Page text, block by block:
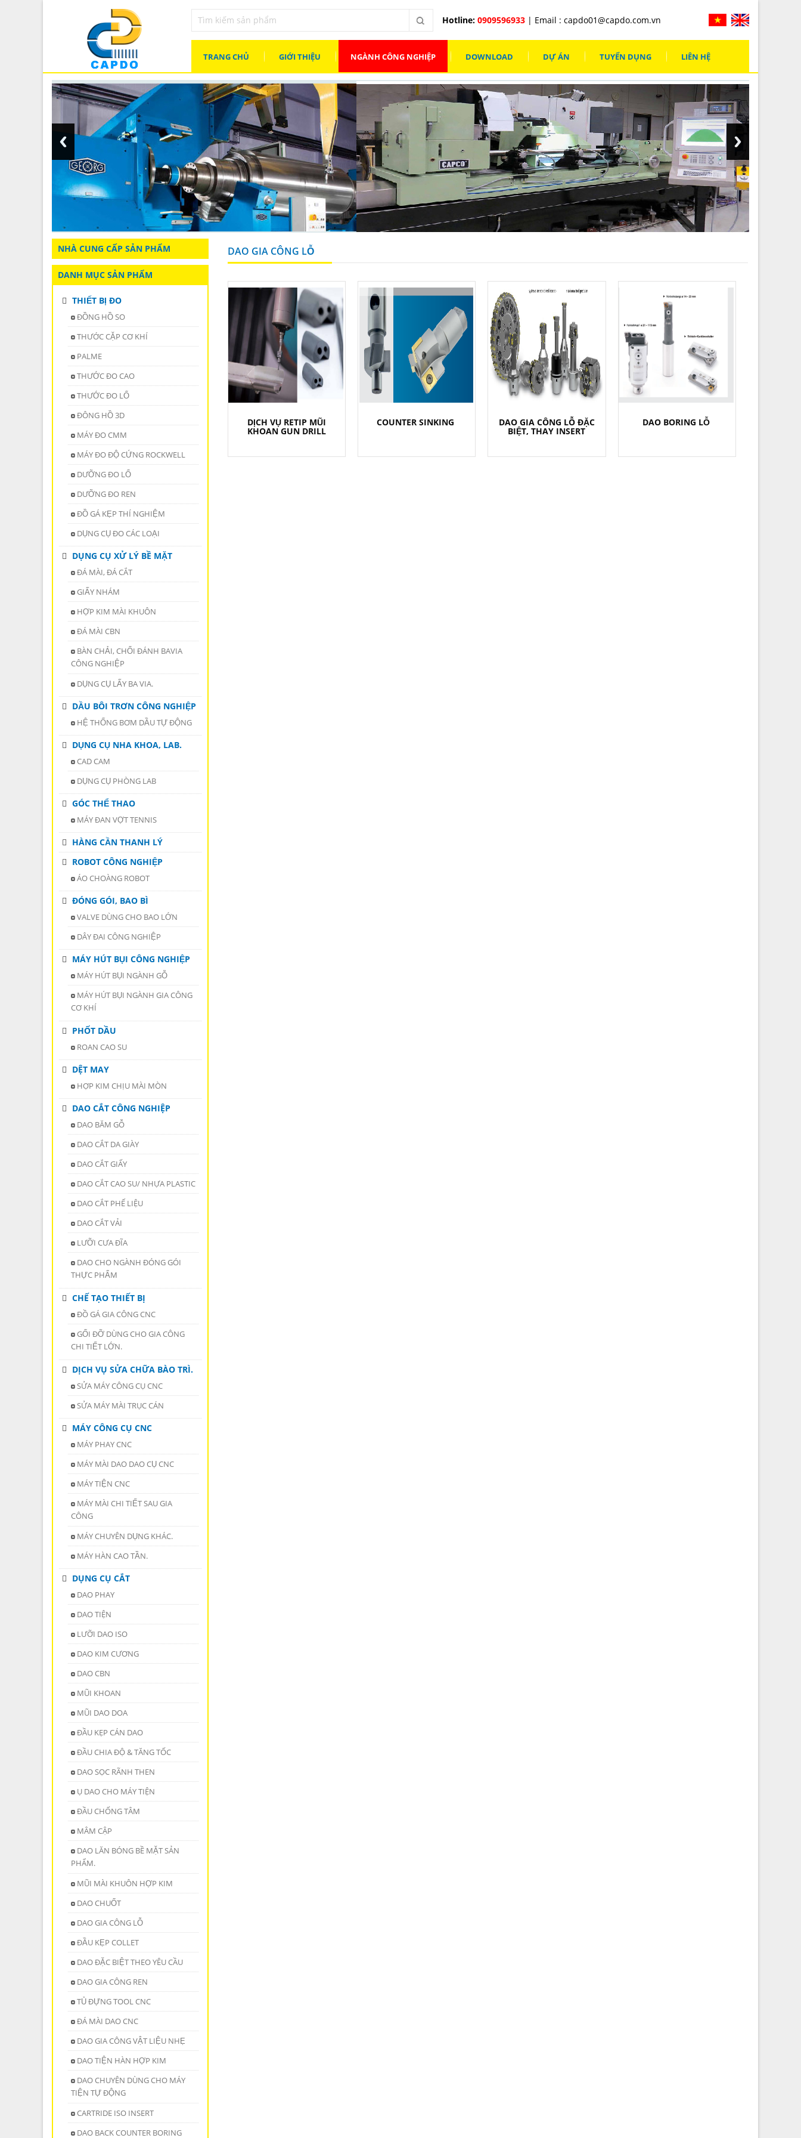
Hotline:0909596933 | Email :capdo01@capdo.com.vn
TRANG CHỦ GIỚI THIỆU NGÀNH CÔNG NGHIỆP DOWNLOAD DỰ ÁN TUYỂN DỤNG LIÊN HỆ
NHÀ CUNG CẤP SẢN PHẨM
DANH MỤC SẢN PHẨM
THIẾT BỊ ĐO
ĐỒNG HỒ SO
THƯỚC CẶP CƠ KHÍ
PALME
THƯỚC ĐO CAO
THƯỚC ĐO LỔ
ĐÔNG HỒ 3D
MÁY ĐO CMM
MÁY ĐO ĐỘ CỨNG ROCKWELL
DƯỠNG ĐO LỔ
DƯỠNG ĐO REN
ĐỒ GÁ KẸP THÍ NGHIỆM
DỤNG CỤ ĐO CÁC LOẠI
DỤNG CỤ XỬ LÝ BỀ MẶT
ĐÁ MÀI, ĐÁ CẮT
GIẤY NHÁM
HỢP KIM MÀI KHUÔN
ĐÁ MÀI CBN
BÀN CHẢI, CHỔI ĐÁNH BAVIA
CÔNG NGHIỆP
DỤNG CỤ LẤY BA VIA.
DẦU BÔI TRƠN CÔNG NGHIỆP
HỆ THỐNG BƠM DẦU TỰ ĐỘNG
DỤNG CỤ NHA KHOA, LAB.
CAD CAM
DỤNG CỤ PHÒNG LAB
GÓC THỂ THAO
MÁY ĐAN VỢT TENNIS
HÀNG CẦN THANH LÝ
ROBOT CÔNG NGHIỆP
ÁO CHOÀNG ROBOT
ĐÓNG GÓI, BAO BÌ
VALVE DÙNG CHO BAO LỚN
DÂY ĐAI CÔNG NGHIỆP
MÁY HÚT BỤI CÔNG NGHIỆP
MÁY HÚT BỤI NGÀNH GỖ
MÁY HÚT BỤI NGÀNH GIA CÔNG
CƠ KHÍ
PHỐT DẦU
ROAN CAO SU
DỆT MAY
HỢP KIM CHỊU MÀI MÒN
DAO CẮT CÔNG NGHIỆP
DAO BĂM GỖ
DAO CẮT DA GIÀY
DAO CẮT GIẤY
DAO CẮT CAO SU/ NHỰA PLASTIC
DAO CẮT PHẾ LIỆU
DAO CẮT VẢI
LƯỠI CƯA ĐĨA
DAO CHO NGÀNH ĐÓNG GÓI
THỰC PHẨM
CHẾ TẠO THIẾT BỊ
ĐỒ GÁ GIA CÔNG CNC
GỐI ĐỠ DÙNG CHO GIA CÔNG
CHI TIẾT LỚN.
DỊCH VỤ SỬA CHỮA BÀO TRÌ.
SỬA MÁY CÔNG CỤ CNC
SỬA MÁY MÀI TRỤC CÁN
MÁY CÔNG CỤ CNC
MÁY PHAY CNC
MÁY MÀI DAO DAO CỤ CNC
MÁY TIỆN CNC
MÁY MÀI CHI TIẾT SAU GIA
CÔNG
MÁY CHUYÊN DỤNG KHÁC.
MÁY HÀN CAO TẦN.
DỤNG CỤ CẮT
DAO PHAY
DAO TIỆN
LƯỠI DAO ISO
DAO KIM CƯƠNG
DAO CBN
MŨI KHOAN
MŨI DAO DOA
ĐẦU KẸP CÁN DAO
ĐẦU CHIA ĐỘ & TĂNG TỐC
DAO SỌC RÃNH THEN
Ụ DAO CHO MÁY TIỆN
ĐẦU CHỐNG TÂM
MÂM CẬP
DAO LĂN BÓNG BỀ MẶT SẢN
PHẨM.
MŨI MÀI KHUÔN HỢP KIM
DAO CHUỐT
DAO GIA CÔNG LỖ
ĐẦU KẸP COLLET
DAO ĐẶC BIỆT THEO YÊU CẦU
DAO GIA CÔNG REN
TỦ ĐỰNG TOOL CNC
ĐÁ MÀI DAO CNC
DAO GIA CÔNG VẬT LIỆU NHẸ
DAO TIỆN HÀN HỢP KIM
DAO CHUYÊN DÙNG CHO MÁY
TIỆN TỰ ĐỘNG
CARTRIDE ISO INSERT
DAO BACK COUNTER BORING
DAO GIA CÔNG LỖ
DỊCH VỤ RETIP MŨI
KHOAN GUN DRILL
COUNTER SINKING DAO GIA CÔNG LỖ ĐẶC
BIỆT, THAY INSERT
DAO BORING LỖ